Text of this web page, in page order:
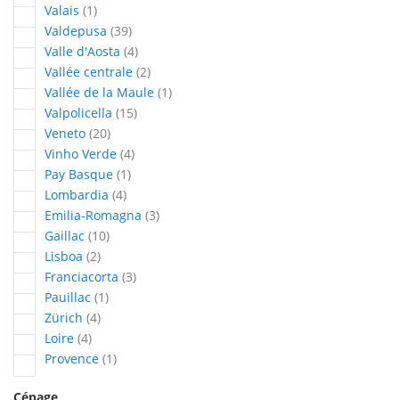
Valais 1article
Valdepusa 39articles
Valle d'Aosta 4articles
Vallée centrale 2articles
Vallée de la Maule 1article
Valpolicella 15articles
Veneto 20articles
Vinho Verde 4articles
Pay Basque 1article
Lombardia 4articles
Emilia-Romagna 3articles
Gaillac 10articles
Lisboa 2articles
Franciacorta 3articles
Pauillac 1article
Zürich 4articles
Loire 4articles
Provence 1article